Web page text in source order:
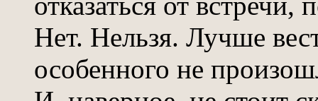
Нет. Нельзя. Лучше
особенного не